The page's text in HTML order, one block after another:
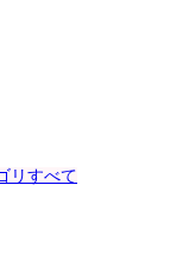
リすべて